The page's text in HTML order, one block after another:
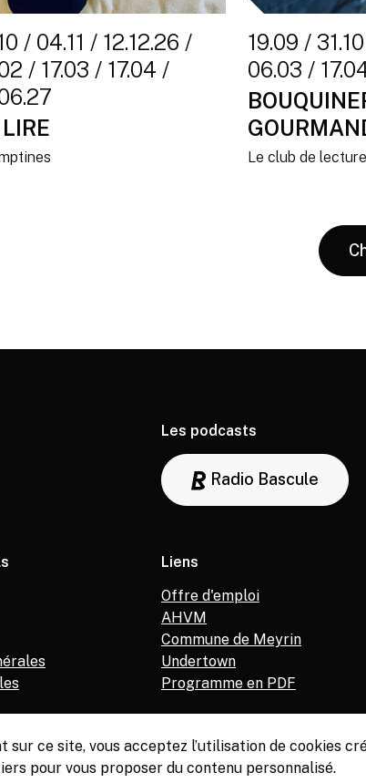
/ 04.11 / 12.12.26 /
/ 17.03 / 17.04 /
19.09 /
06.03 /
Le club de
Les podcasts
Radio Bascule
Liens
Offre d'emploi
AHVM
Commune de Meyrin
Undertown
Programme en PDF
sur ce site, vous acceptez l’utilisation de cookies
pour vous proposer du contenu personnalisé.